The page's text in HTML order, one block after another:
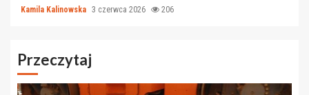
Kamila Kalinowska 3 czerwca 2026 206
Przeczytaj